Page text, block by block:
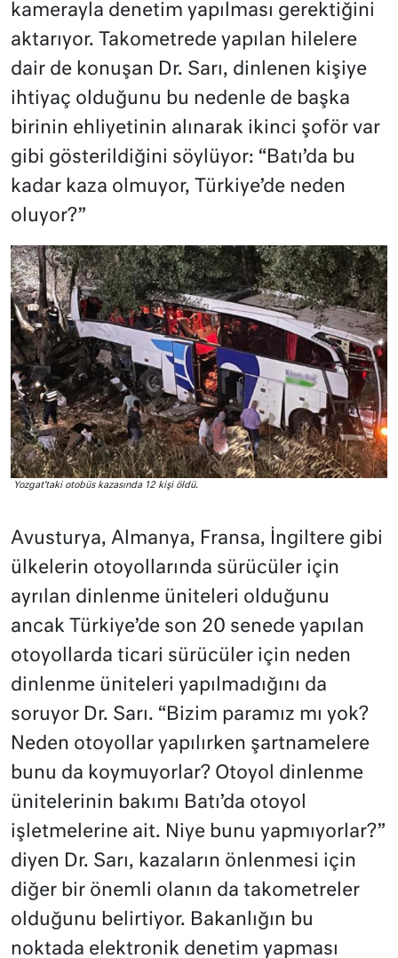
kamerayla denetim yapılması gerektiğini
aktarıyor. Takometrede yapılan hilelere
dair de konuşan Dr. Sarı, dinlenen kişiye
ihtiyaç olduğunu bu nedenle de başka
birinin ehliyetinin alınarak ikinci şoför var
gibi gösterildiğini söylüyor: “Batı’da bu
kadar kaza olmuyor, Türkiye’de neden
oluyor?”
Yozgat’taki otobüs kazasında 12 kişi öldü.
Avusturya, Almanya, Fransa, İngiltere gibi
ülkelerin otoyollarında sürücüler için
ayrılan dinlenme üniteleri olduğunu
ancak Türkiye’de son 20 senede yapılan
otoyollarda ticari sürücüler için neden
dinlenme üniteleri yapılmadığını da
soruyor Dr. Sarı. “Bizim paramız mı yok?
Neden otoyollar yapılırken şartnamelere
bunu da koymuyorlar? Otoyol dinlenme
ünitelerinin bakımı Batı’da otoyol
işletmelerine ait. Niye bunu yapmıyorlar?”
diyen Dr. Sarı, kazaların önlenmesi için
diğer bir önemli olanın da takometreler
olduğunu belirtiyor. Bakanlığın bu
noktada elektronik denetim yapması